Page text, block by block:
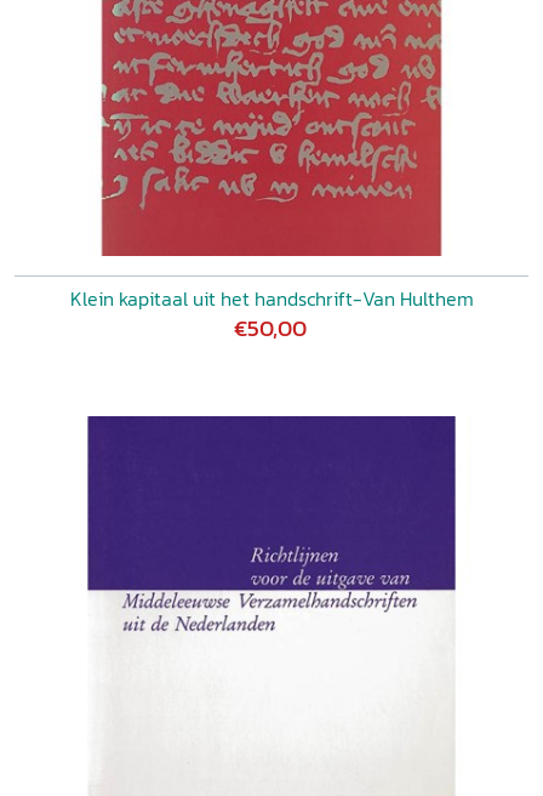
Klein kapitaal uit het handschrift-Van Hulthem
€50,00